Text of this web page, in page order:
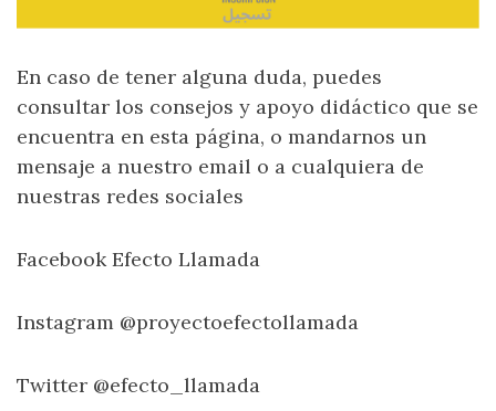
En caso de tener alguna duda, puedes
consultar los consejos y apoyo didáctico que se
encuentra en esta página, o mandarnos un
mensaje a nuestro email o a cualquiera de
nuestras redes sociales
Facebook Efecto Llamada
Instagram @proyectoefectollamada
Twitter @efecto_llamada